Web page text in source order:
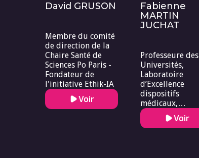
David GRUSON
Membre du comité
de direction de la
Chaire Santé de
Sciences Po Paris -
Fondateur de
l'initiative Ethik-IA
Voir
Fabienne
MARTIN
JUCHAT
Professeure des
Universités,
Laboratoire
d’Excellence
dispositifs
médicaux,
Grenoble Voir